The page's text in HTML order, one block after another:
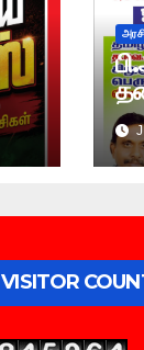
VISITOR